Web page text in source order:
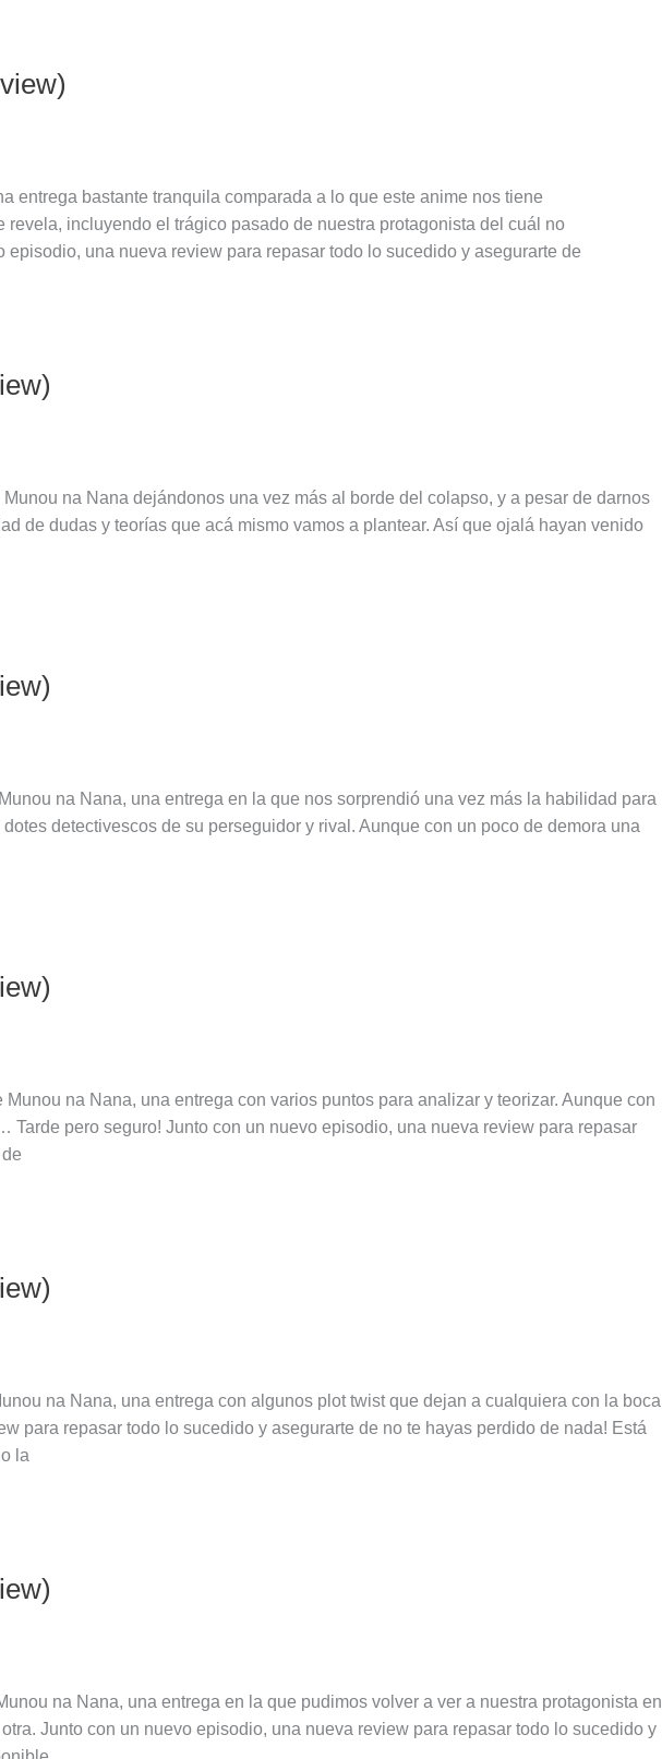
entrega bastante tranquila comparada a lo que este anime nos tiene
incluyendo el trágico pasado de nuestra protagonista del cuál no
una nueva review para repasar todo lo sucedido y asegurarte de
na Nana dejándonos una vez más al borde del colapso, y a pesar de darnos
de dudas y teorías que acá mismo vamos a plantear. Así que ojalá hayan venido
na Nana, una entrega en la que nos sorprendió una vez más la habilidad para
detectivescos de su perseguidor y rival. Aunque con un poco de demora una
na Nana, una entrega con varios puntos para analizar y teorizar. Aunque con
pero seguro! Junto con un nuevo episodio, una nueva review para repasar
na Nana, una entrega con algunos plot twist que dejan a cualquiera con la boca
para repasar todo lo sucedido y asegurarte de no te hayas perdido de nada! Está
la
na Nana, una entrega en la que pudimos volver a ver a nuestra protagonista en
Junto con un nuevo episodio, una nueva review para repasar todo lo sucedido y